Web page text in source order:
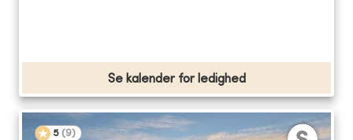
Se kalender for ledighed
5 (9)